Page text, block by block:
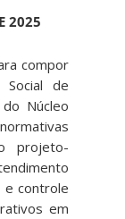
2025
compor
de
Núcleo
projeto-
e controle
em